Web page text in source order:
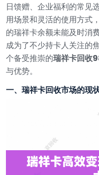
日馈赠、企业福利的常见
用场景和灵活的使用方式
的瑞祥卡余额未能及时消
成为了不少持卡人关注的
个备受推崇的瑞祥卡回收
与优势。
一、瑞祥卡回收市场的现